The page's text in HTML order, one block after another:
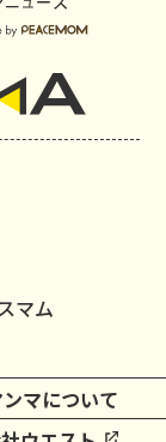
マについて
マム